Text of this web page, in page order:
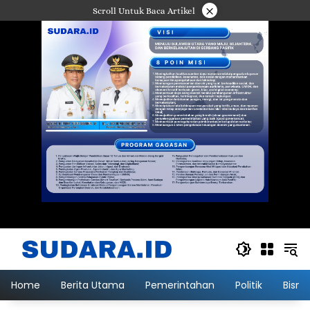
ke
Scroll Untuk Baca Artikel ×
Home Berita Utama Pemerintahan Politik